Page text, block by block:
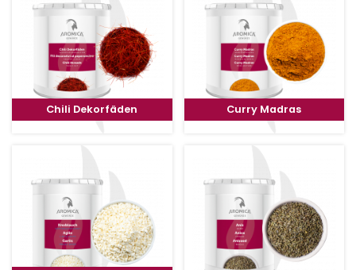
Chili Dekorfäden Curry Madras